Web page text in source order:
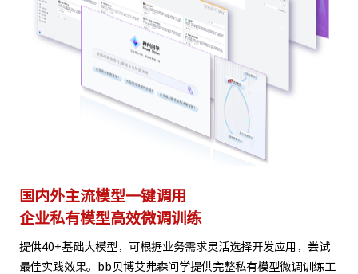
国内外主流模型一键调用
企业私有模型高效微调训练
提供40+基础大模型，可根据业务需求灵活选择开发应用，尝试
最佳实践效果。bb贝博艾弗森问学提供完整私有模型微调训练工